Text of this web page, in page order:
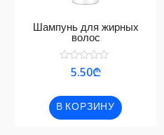
Шампунь для жирных
волос
Оценка
5
5.50₾
В КОРЗИНУ